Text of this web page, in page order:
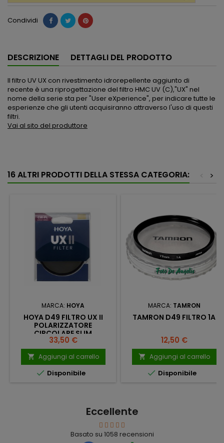
Condividi
DESCRIZIONE DETTAGLI DEL PRODOTTO
Il filtro UV UX con rivestimento idrorepellente aggiunto di
recente è una riprogettazione del filtro HMC UV (C),"UX" nel
nome della serie sta per "User eXperience", per indicare tutte le
esperienze che gli utenti acquisiranno attraverso l'uso di questi
filtri.
Vai al sito del produttore
16 ALTRI PRODOTTI DELLA STESSA CATEGORIA: >
<
MARCA: HOYA
HOYA D49 FILTRO UX II
POLARIZZATORE
CIRCOLARE SLIM
Prezzo
33,50 €
 Aggiungi al carrello
 Disponibile
MARCA: TAMRON
TAMRON D49 FILTRO 1A
Prezzo
12,50 €
 Aggiungi al carrello
 Disponibile
Eccellente
Basato su 1058 recensioni